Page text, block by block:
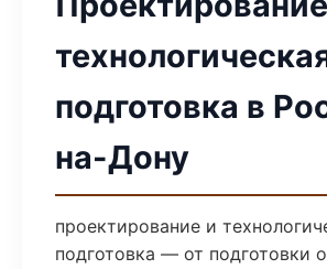
подготовка в
на-Дону
проектирование и
подготовка — от подготовки